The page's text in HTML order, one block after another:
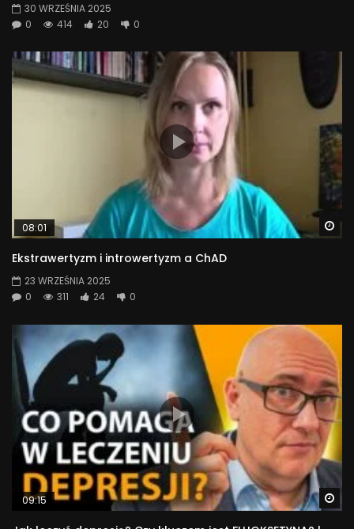
30 WRZEŚNIA 2025
0
414 20 0
08:01
Ekstrawertyzm i introwertyzm a ChAD
23 WRZEŚNIA 2025
0
311 24 0
09:15